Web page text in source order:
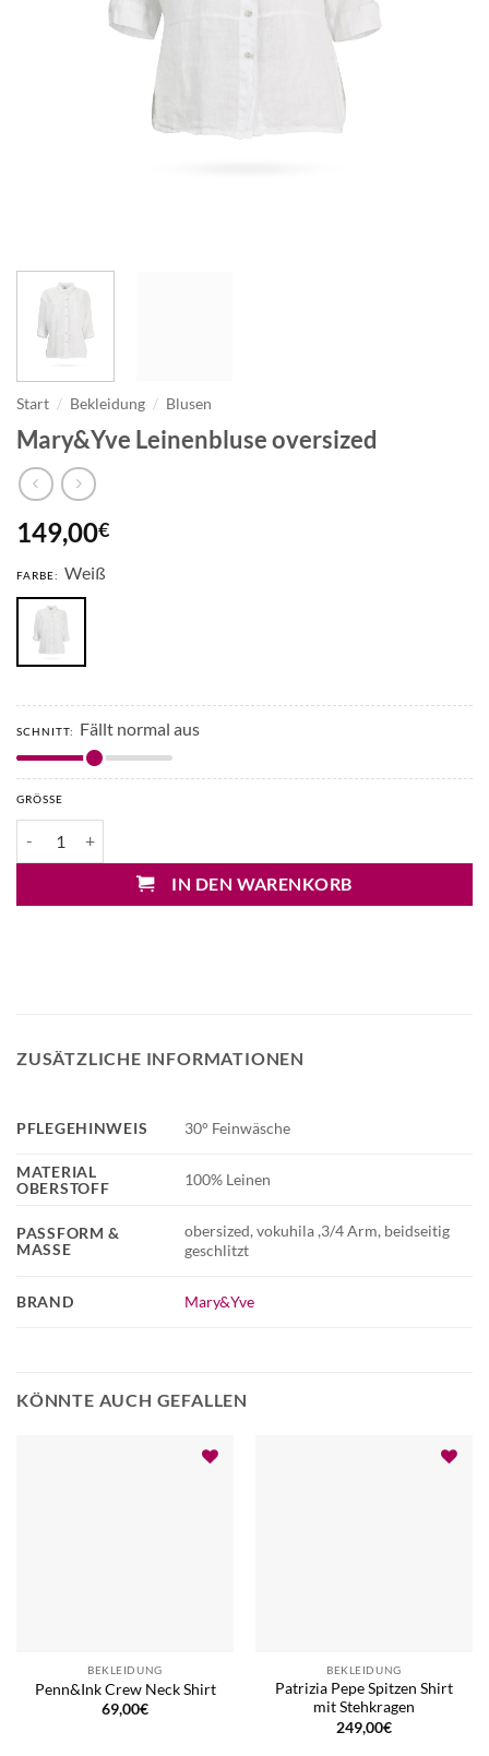
Start / Bekleidung / Blusen
Mary&Yve Leinenbluse oversized
149,00€
FARBE: Weiß
SCHNITT: Fällt normal aus
GRÖSSE
IN DEN WARENKORB
ZUSÄTZLICHE INFORMATIONEN
BRAND Mary&Yve
PFLEGEHINWEIS 30° Feinwäsche
MATERIAL
OBERSTOFF
100% Leinen
PASSFORM &
MASSE
obersized, vokuhila ,3/4 Arm, beidseitig
geschlitzt
KÖNNTE AUCH GEFALLEN
BEKLEIDUNG
Penn&Ink Crew Neck Shirt
69,00€
BEKLEIDUNG
Patrizia Pepe Spitzen Shirt
mit Stehkragen
249,00€